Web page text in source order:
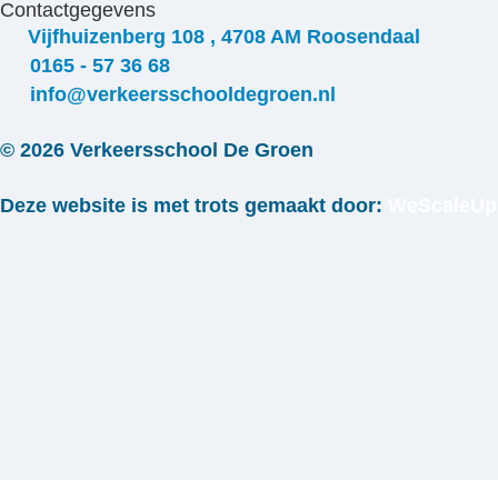
Contactgegevens
Vijfhuizenberg 108 , 4708 AM Roosendaal
0165 - 57 36 68
info@verkeersschooldegroen.nl
© 2026 Verkeersschool De Groen
Deze website is met trots gemaakt door: